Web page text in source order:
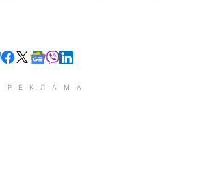
Читайте в Telegram
Читайте в Facebook
Читайте в X
Читайте в Google news
Читайте в Viber
Читайте в LinkedIn